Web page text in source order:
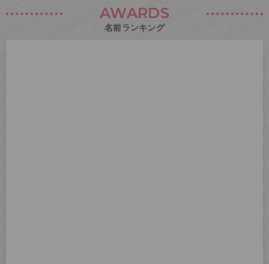
AWARDS
名前ランキング